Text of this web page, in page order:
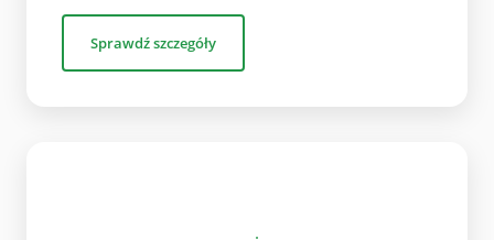
Sprawdź szczegóły